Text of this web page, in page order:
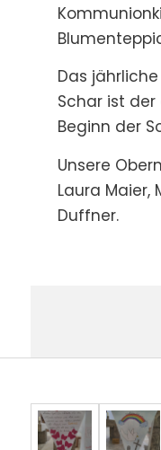
Das
Schar ist
Beginn der
Unsere
Laura Maier,
Duffner.